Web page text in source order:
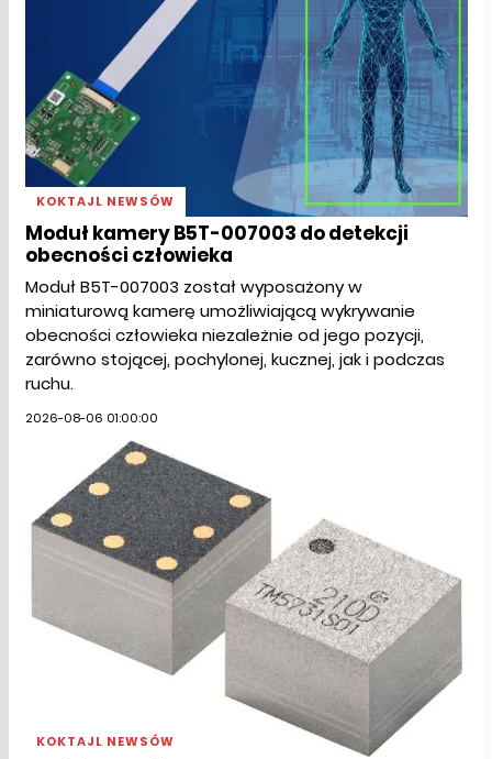
KOKTAJL NEWSÓW
Moduł kamery B5T-007003 do detekcji
obecności człowieka
Moduł B5T-007003 został wyposażony w
miniaturową kamerę umożliwiającą wykrywanie
obecności człowieka niezależnie od jego pozycji,
zarówno stojącej, pochylonej, kucznej, jak i podczas
ruchu.
2026-08-06 01:00:00
KOKTAJL NEWSÓW